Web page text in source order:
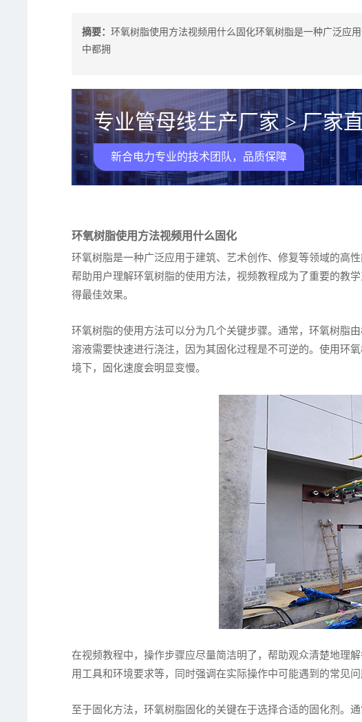
摘要：环氧树脂使用方法视频用什么固化环氧树脂是一种广泛应
中都拥
专业管母线生产厂家 > 厂家
新合电力专业的技术团队，品质保障
环氧树脂使用方法视频用什么固化
环氧树脂是一种广泛应用于建筑、艺术创作、修复等领域的高
帮助用户理解环氧树脂的使用方法，视频教程成为了重要的教
得最佳效果。
环氧树脂的使用方法可以分为几个关键步骤。通常，环氧树脂
溶液需要快速进行浇注，因为其固化过程是不可逆的。使用环
境下，固化速度会明显变慢。
在视频教程中，操作步骤应尽量简洁明了，帮助观众清楚地理
用工具和环境要求等，同时强调在实际操作中可能遇到的常见问
至于固化方法，环氧树脂固化的关键在于选择合适的固化剂。